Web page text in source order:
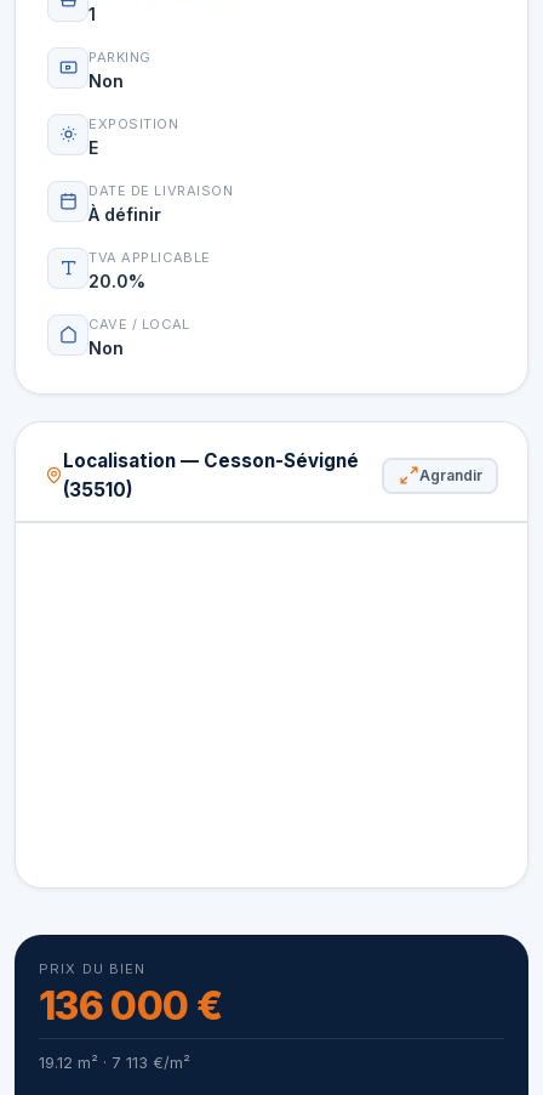
1
PARKING
Non
EXPOSITION
E
DATE DE LIVRAISON
À définir
TVA APPLICABLE
20.0%
CAVE / LOCAL
Non
Localisation — Cesson-Sévigné
(35510)
Agrandir
PRIX DU BIEN
136 000 €
19.12 m² · 7 113 €/m²